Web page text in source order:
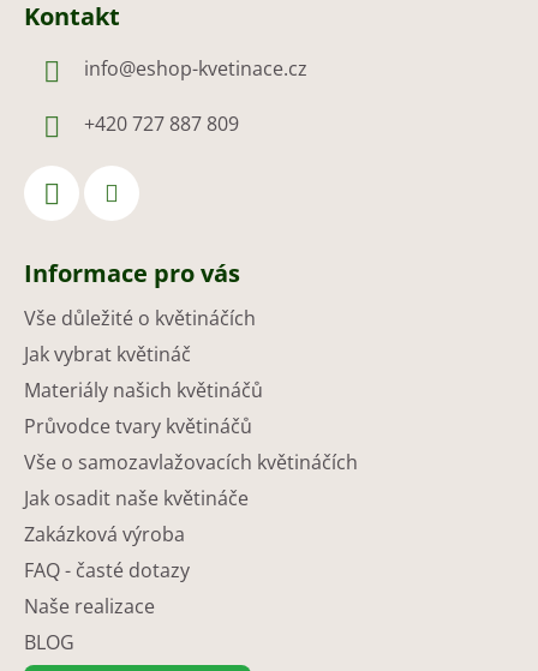
Kontakt
info@eshop-kvetinace.cz
+420 727 887 809
Informace pro vás
Vše důležité o květináčích
Jak vybrat květináč
Materiály našich květináčů
Průvodce tvary květináčů
Vše o samozavlažovacích květináčích
Jak osadit naše květináče
Zakázková výroba
FAQ - časté dotazy
Naše realizace
BLOG